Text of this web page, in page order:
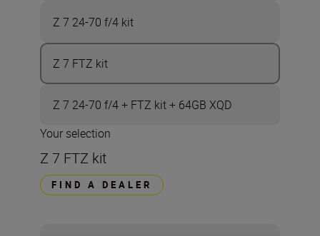
Z 7 24-70 f/4 kit
Z 7 FTZ kit
Z 7 24-70 f/4 + FTZ kit + 64GB XQD
Your selection
Z 7 FTZ kit
FIND A DEALER